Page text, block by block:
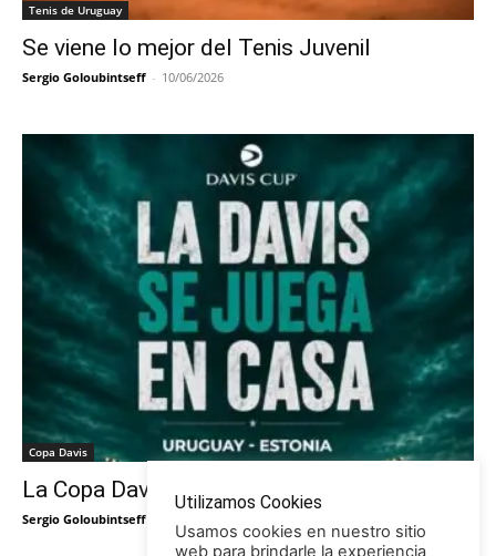
Tenis de Uruguay
Se viene lo mejor del Tenis Juvenil
Sergio Goloubintseff - 10/06/2026
Copa Davis
La Copa Davis vuelve al Círculo
Sergio Goloubintseff
Utilizamos Cookies
Usamos cookies en nuestro sitio
web para brindarle la experiencia